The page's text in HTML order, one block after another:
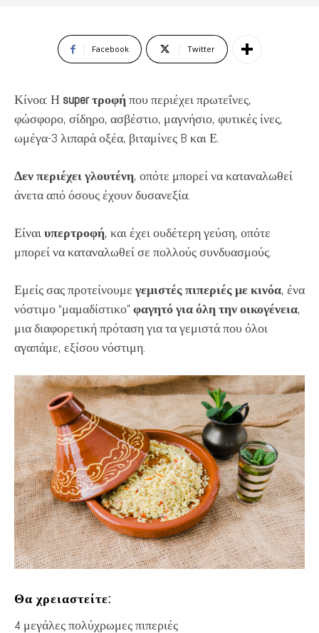
Facebook Twitter
Κίνοα: Η super τροφήπου περιέχει πρωτεΐνες,
φώσφορο, σίδηρο, ασβέστιο, μαγνήσιο, φυτικές ίνες,
ωμέγα-3 λιπαρά οξέα, βιταμίνες B και Ε.
Δεν περιέχει γλουτένη, οπότε μπορεί να καταναλωθεί
άνετα από όσους έχουν δυσανεξία.
Είναιυπερτροφή, και έχει ουδέτερη γεύση, οπότε
μπορεί να καταναλωθεί σε πολλούς συνδυασμούς.
Εμείς σας προτείνουμε γεμιστές πιπεριές με κινόα, ένα
νόστιμο “μαμαδίστικο”φαγητό για όλη την οικογένεια,
μια διαφορετική πρόταση για τα γεμιστά που όλοι
αγαπάμε, εξίσου νόστιμη.
Θα χρειαστείτε:
4 μεγάλες πολύχρωμες πιπεριές